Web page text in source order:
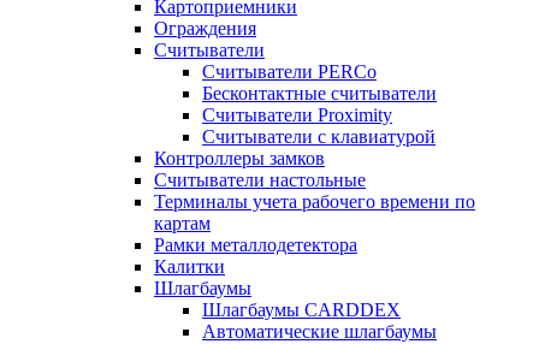
Картоприемники
Ограждения
Считыватели
Считыватели PERCo
Бесконтактные считыватели
Считыватели Proximity
Считыватели с клавиатурой
Контроллеры замков
Считыватели настольные
Терминалы учета рабочего времени по
картам
Рамки металлодетектора
Калитки
Шлагбаумы
Шлагбаумы CARDDEX
Автоматические шлагбаумы